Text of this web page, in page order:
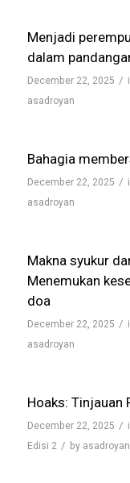
Menjadi
dalam
December 22, 2025 /
asadroyan
Bahagia
December 22, 2025 /
asadroyan
Makna syukur
Menemukan
doa
December 22, 2025 /
asadroyan
Hoaks: Tinjauan
December 22, 2025 /
Edisi 2 / by asadroyan